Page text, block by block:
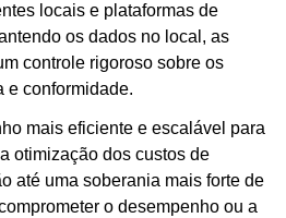
locais e plataformas de
os dados no local, as
controle rigoroso sobre os
e conformidade.
mais eficiente e escalável para
otimização dos custos de
até uma soberania mais forte de
o desempenho ou a